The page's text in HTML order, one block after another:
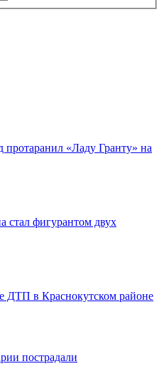
протаранил «Ладу Гранту» на
стал фигурантом двух
ДТП в Краснокутском районе
пострадали